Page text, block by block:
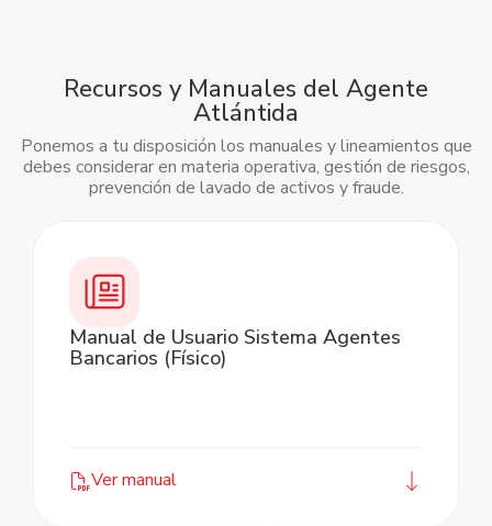
Recursos y Manuales del Agente
Atlántida
Ponemos a tu disposición los manuales y lineamientos que
debes considerar en materia operativa, gestión de riesgos,
prevención de lavado de activos y fraude.
Manual de Usuario Sistema Agentes
Bancarios (Físico)
Ver manual